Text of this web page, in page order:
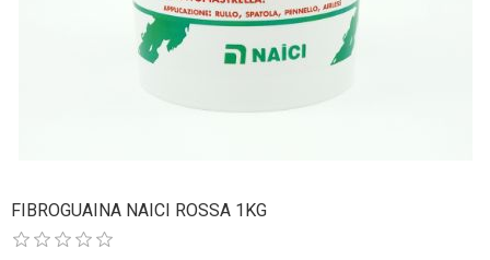
FIBROGUAINA NAICI ROSSA 1KG